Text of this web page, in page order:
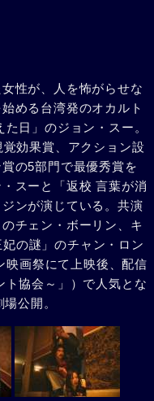
性が、人を怖がらせな
める台湾発のオカルト
日」のジョン・スー。
効果賞、アクション設
の5部門で最優秀賞を
スーと「返校 言葉が消
ンが演じている。共演
チェン・ボーリン、キ
の謎」のチャン・ロン
映画祭にて上映後、配信
ト協会～」）で人気とな
公開。